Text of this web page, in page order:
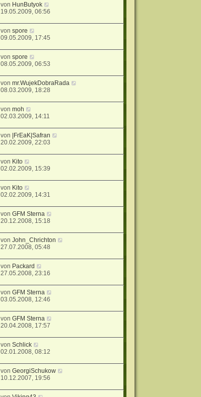
von HunButyok
19.05.2009, 06:56
vonspore
09.05.2009, 17:45
vonspore
08.05.2009, 06:53
vonmr.WujekDobraRada
08.03.2009, 18:28
vonmoh
02.03.2009, 14:11
von |FrEaK|Safran
20.02.2009, 22:03
von Kito
02.02.2009, 15:39
von Kito
02.02.2009, 14:31
vonGFM Sterna
20.12.2008, 15:18
vonJohn_Chrichton
27.07.2008, 05:48
von Packard
27.05.2008, 23:16
vonGFM Sterna
03.05.2008, 12:46
vonGFM Sterna
20.04.2008, 17:57
vonSchlick
02.01.2008, 08:12
vonGeorgiSchukow
10.12.2007, 19:56